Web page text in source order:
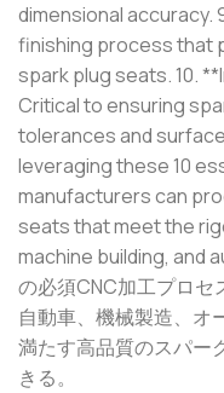
dimensional accuracy.
finishing process that
spark plug seats. 10.
Critical to ensuring
tolerances and
leveraging these 10
manufacturers can
seats that meet the
machine building, and
の必須CNC加工プロセ
自動車、機械製造、オ
満たす高品質のスパー
きる。